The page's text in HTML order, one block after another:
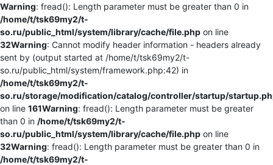
Warning: fread(): Length parameter must be greater than 0 in
/home/t/tsk69my2/t-
so.ru/public_html/system/library/cache/file.php on line
32Warning: Cannot modify header information - headers already
sent by (output started at /home/t/tsk69my2/t-
so.ru/public_html/system/framework.php:42) in
/home/t/tsk69my2/t-
so.ru/storage/modification/catalog/controller/startup/
on line 161Warning: fread(): Length parameter must be greater
than 0 in /home/t/tsk69my2/t-
so.ru/public_html/system/library/cache/file.php on line
32Warning: fread(): Length parameter must be greater than 0 in
/home/t/tsk69my2/t-